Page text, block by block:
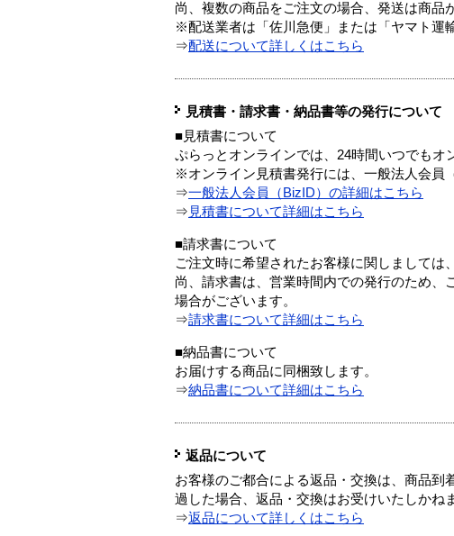
尚、複数の商品をご注文の場合、発送は商品
※配送業者は「佐川急便」または「ヤマト運
⇒配送について詳しくはこちら
見積書・請求書・納品書等の発行について
■見積書について
ぷらっとオンラインでは、24時間いつでもオ
※オンライン見積書発行には、一般法人会員
⇒一般法人会員（BizID）の詳細はこちら
⇒ 見積書について詳細はこちら
■請求書について
ご注文時に希望されたお客様に関しましては
尚、請求書は、営業時間内での発行のため、
場合がございます。
⇒請求書について詳細はこちら
■納品書について
お届けする商品に同梱致します。
⇒納品書について詳細はこちら
返品について
お客様のご都合による返品・交換は、商品到
過した場合、返品・交換はお受けいたしかね
⇒返品について詳しくはこちら